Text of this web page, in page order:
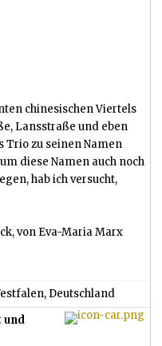
chinesischen Viertels
Lansstraße und eben
Trio zu seinen Namen
diese Namen auch noch
hab ich versucht,
von Eva-Maria Marx
Deutschland
und